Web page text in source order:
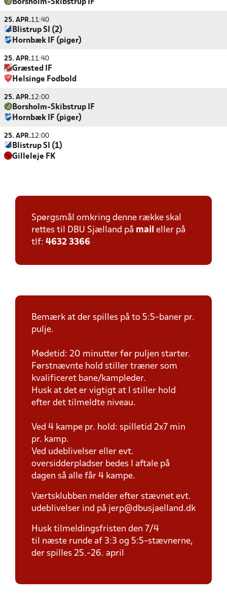
Borsholm-Skibstrup IF
25. APR.11:40
Blistrup SI (2)
Hornbæk IF (piger)
25. APR.11:40
Græsted IF
Helsinge Fodbold
25. APR.12:00
Borsholm-Skibstrup IF
Hornbæk IF (piger)
25. APR.12:00
Blistrup SI (1)
Gilleleje FK
Spørgsmål omkring denne række skal
rettes til DBU Sjælland på mail eller på
tlf: 4632 3366
Bemærk at der spilles på to 5:5-baner pr.
pulje.
Mødetid: 20 minutter før puljen starter.
Førstnævnte hold stiller træner som
kvalificeret bane/kampleder.
Husk at det er vigtigt at I stiller hold
efter det tilmeldte niveau.
Ved 4 kampe pr. hold: spilletid 2x7 min
pr. kamp.
Ved udeblivelser eller evt.
oversidderpladser bedes I aftale på
dagen så alle får 4 kampe.
Værtsklubben melder efter stævnet evt.
udeblivelser ind på jerp@dbusjaelland.dk
Husk tilmeldingsfristen den 7/4
til næste runde af 3:3 og 5:5-stævnerne,
der spilles 25.-26. april